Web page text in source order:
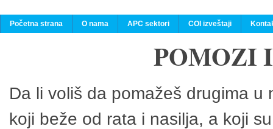
Početna strana O nama APC sektori COI izveštaji
POMOZI
Da li voliš da pomažeš drugima
koji beže od rata i nasilja, a koji